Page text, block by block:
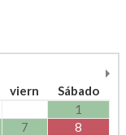
viern
Sábado
1
7
8